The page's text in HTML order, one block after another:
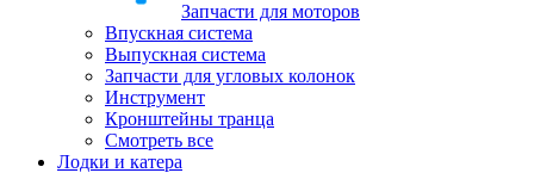
Запчасти для моторов
Впускная система
Выпускная система
Запчасти для угловых колонок
Инструмент
Кронштейны транца
Смотреть все
Лодки и катера